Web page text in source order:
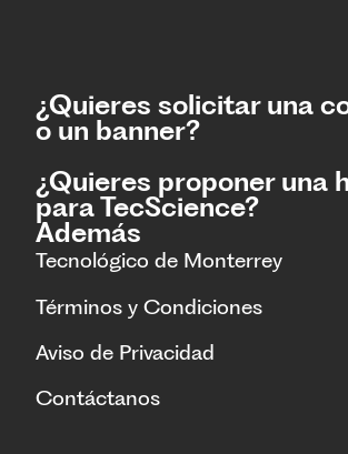
¿Quieres solicitar una
o un banner?
¿Quieres proponer una
para TecScience?
Además
Tecnológico de Monterrey
Términos y Condiciones
Aviso de Privacidad
Contáctanos